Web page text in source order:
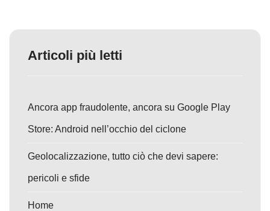
Articoli più letti
Ancora app fraudolente, ancora su Google Play
Store: Android nell’occhio del ciclone
Geolocalizzazione, tutto ciò che devi sapere:
pericoli e sfide
Home